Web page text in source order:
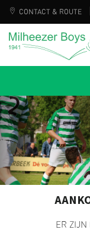
CONTACT & ROUTE
ER
ER ZIJN